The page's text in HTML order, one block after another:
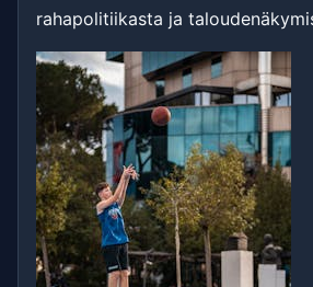
rahapolitiikasta ja